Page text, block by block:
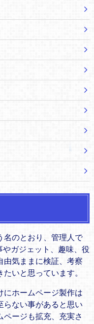
名のとおり、管理人で
ガジェット、趣味、役
由気ままに検証、考察
いと思っています。
にホームページ製作は
らない事があると思い
ページも拡充、充実さ